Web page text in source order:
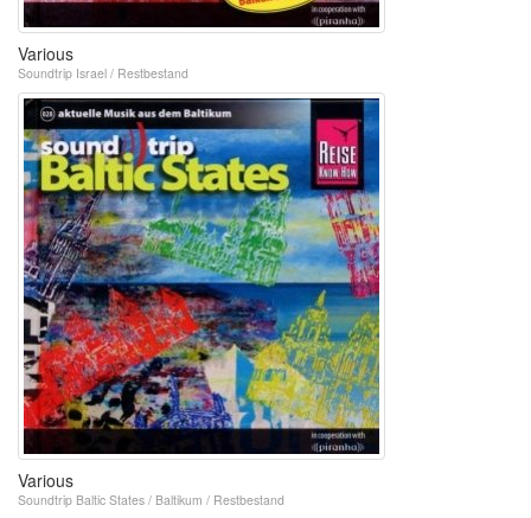
Various
Soundtrip Israel / Restbestand
Various
Soundtrip Baltic States / Baltikum / Restbestand